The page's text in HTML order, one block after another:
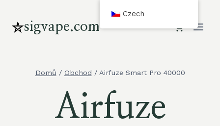
obsah sigvape.com
Domů / Obchod / Airfuze Smart Pro 40000
Airfuze
Czech